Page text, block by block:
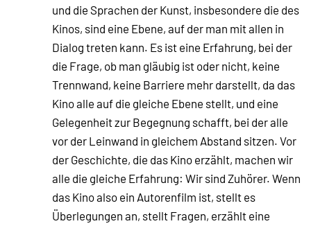
und die Sprachen der Kunst, insbesondere die des
Kinos, sind eine Ebene, auf der man mit allen in
Dialog treten kann. Es ist eine Erfahrung, bei der
die Frage, ob man gläubig ist oder nicht, keine
Trennwand, keine Barriere mehr darstellt, da das
Kino alle auf die gleiche Ebene stellt, und eine
Gelegenheit zur Begegnung schafft, bei der alle
vor der Leinwand in gleichem Abstand sitzen. Vor
der Geschichte, die das Kino erzählt, machen wir
alle die gleiche Erfahrung: Wir sind Zuhörer. Wenn
das Kino also ein Autorenfilm ist, stellt es
Überlegungen an, stellt Fragen, erzählt eine